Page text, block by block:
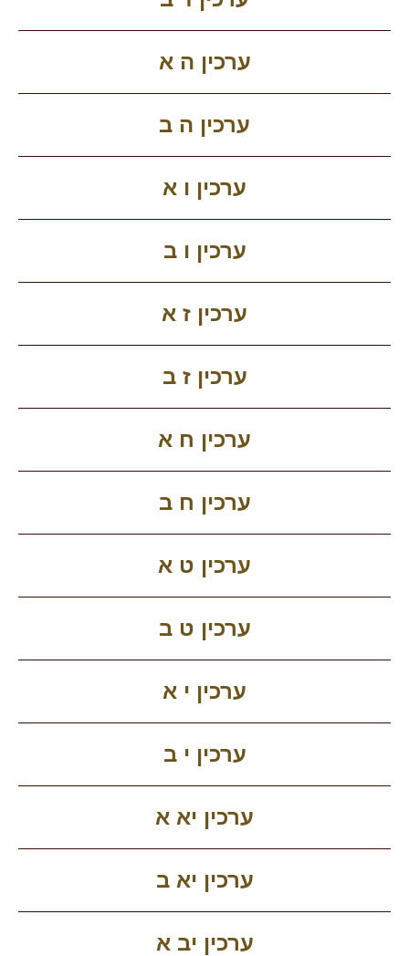
ערכין ה א
ערכין ה ב
ערכין ו א
ערכין ו ב
ערכין ז א
ערכין ז ב
ערכין ח א
ערכין ח ב
ערכין ט א
ערכין ט ב
ערכין י א
ערכין י ב
ערכין יא א
ערכין יא ב
ערכין יב א